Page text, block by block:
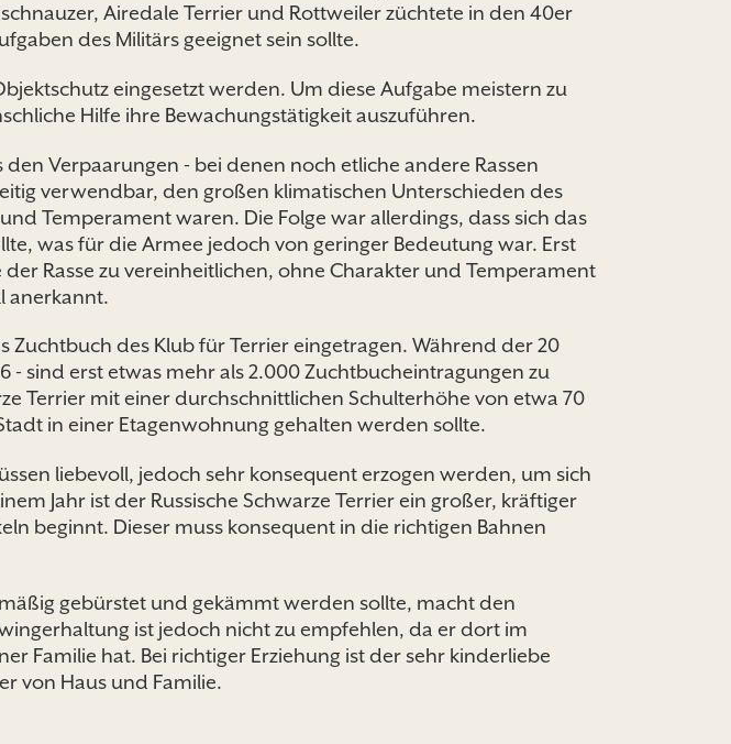
Airedale Terrier und Rottweiler züchtete in den 40er
des Militärs geeignet sein sollte.
eingesetzt werden. Um diese Aufgabe meistern zu
Hilfe ihre Bewachungstätigkeit auszuführen.
Verpaarungen - bei denen noch etliche andere Rassen
verwendbar, den großen klimatischen Unterschieden des
Temperament waren. Die Folge war allerdings, dass sich das
was für die Armee jedoch von geringer Bedeutung war. Erst
Rasse zu vereinheitlichen, ohne Charakter und Temperament
anerkannt.
Zuchtbuch des Klub für Terrier eingetragen. Während der 20
- sind erst etwas mehr als 2.000 Zuchtbucheintragungen zu
Terrier mit einer durchschnittlichen Schulterhöhe von etwa 70
in einer Etagenwohnung gehalten werden sollte.
liebevoll, jedoch sehr konsequent erzogen werden, um sich
Jahr ist der Russische Schwarze Terrier ein großer, kräftiger
beginnt. Dieser muss konsequent in die richtigen Bahnen
gebürstet und gekämmt werden sollte, macht den
ist jedoch nicht zu empfehlen, da er dort im
Familie hat. Bei richtiger Erziehung ist der sehr kinderliebe
von Haus und Familie.